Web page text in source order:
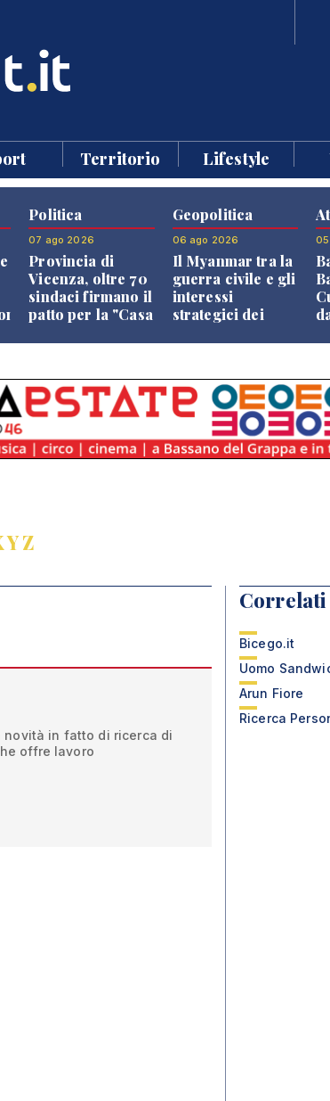
Territorio Lifestyle
Politica
07 ago 2026
Provincia di
Vicenza, oltre 70
sindaci firmano il
patto per la "Casa
Geopolitica
06 ago 2026
Il Myanmar tra la
guerra civile e gli
interessi
strategici dei
YZ
novità in fatto di ricerca di
offre lavoro
Correlati
Bicego.it
Uomo
Arun Fiore
Ricerca